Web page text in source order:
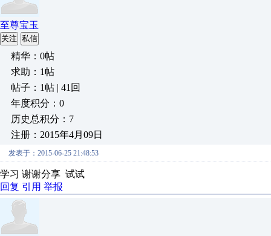
至尊宝玉
关注 私信
精华：0帖
求助：1帖
帖子：1帖 | 41回
年度积分：0
历史总积分：7
注册：2015年4月09日
发表于：2015-06-25 21:48:53
学习 谢谢分享 试试
回复 引用 举报